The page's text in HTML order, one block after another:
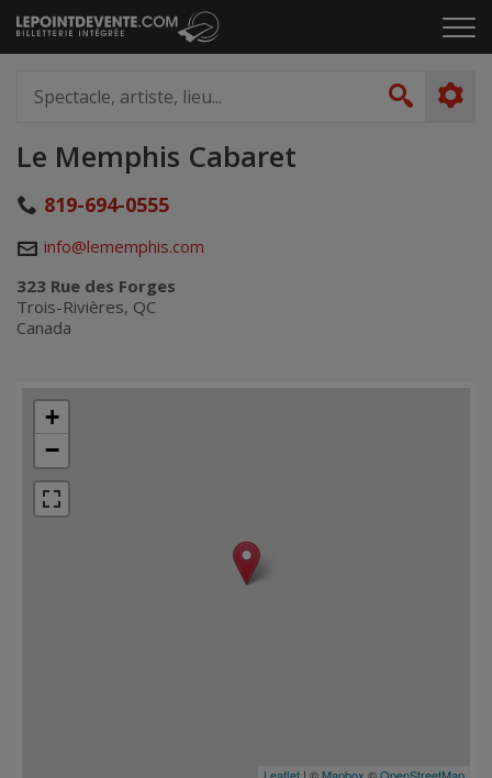
Passer
au
le
artiste,
lieu...
Le Memphis Cabaret
819-694-0555
info@lememphis.com
323 Rue des Forges
Trois-Rivières, QC
Canada
+
−